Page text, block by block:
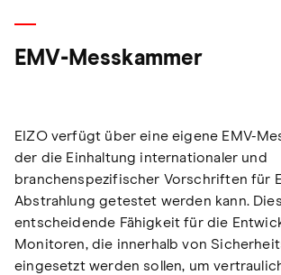
EMV-Messkammer
EIZO verfügt über eine eigene EMV-
der die Einhaltung internationaler und
branchenspezifischer Vorschriften für
Abstrahlung getestet werden kann.
entscheidende Fähigkeit für die
Monitoren, die innerhalb von
eingesetzt werden sollen, um